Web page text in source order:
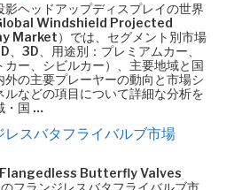
影ヘッドアップディスプレイの世界
Windshield Projected
Market）では、セグメント別市場
、3D、用途別：プレミアムカー、
カー、シビルカー）、主要地域と国
外の主要プレーヤーの動向と市場シ
ルなどの項目について詳細な分析を
・国 …
レスバタフライバルブ市場
Flangedless Butterfly Valves
フランジレスバタフライバルブ市